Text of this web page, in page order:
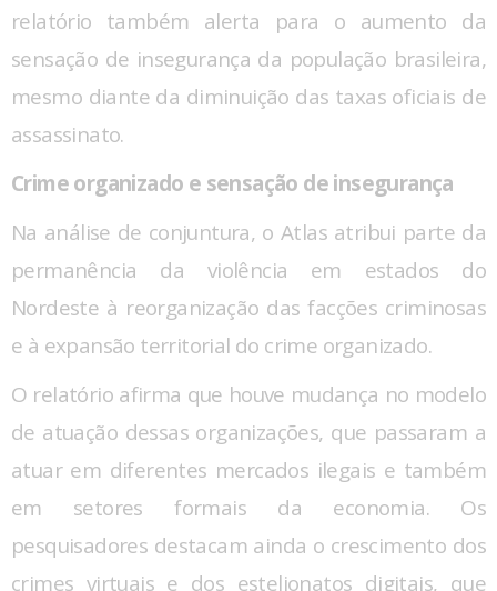
relatório também alerta para o aumento da
sensação de insegurança da população brasileira,
mesmo diante da diminuição das taxas oficiais de
assassinato.
Crime organizado e sensação de insegurança
Na análise de conjuntura, o Atlas atribui parte da
permanência da violência em estados do
Nordeste à reorganização das facções criminosas
e à expansão territorial do crime organizado.
O relatório afirma que houve mudança no modelo
de atuação dessas organizações, que passaram a
atuar em diferentes mercados ilegais e também
em setores formais da economia. Os
pesquisadores destacam ainda o crescimento dos
crimes virtuais e dos estelionatos digitais, que